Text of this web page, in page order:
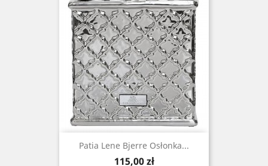
Patia Lene Bjerre Osłonka...
Cena
115,00 zł